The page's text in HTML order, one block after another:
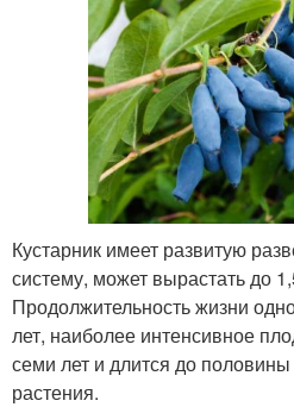
Кустарник имеет развитую
систему, может вырастать до
Продолжительность жизни
лет, наиболее интенсивное
семи лет и длится до
растения.